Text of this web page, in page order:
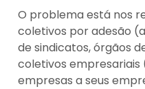
O problema está nos
coletivos por adesão
de sindicatos, órgãos
coletivos empresariais
empresas a seus